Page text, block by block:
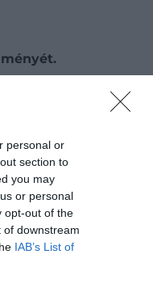
personal or
section to
you may
or personal
opt-out of the
of downstream
IAB’s List of